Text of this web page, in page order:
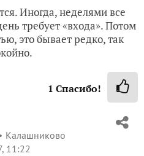
Иногда, неделями все
требует «входа». Потом
это бывает редко, так
1 Спасибо!
Калашниково
11:22